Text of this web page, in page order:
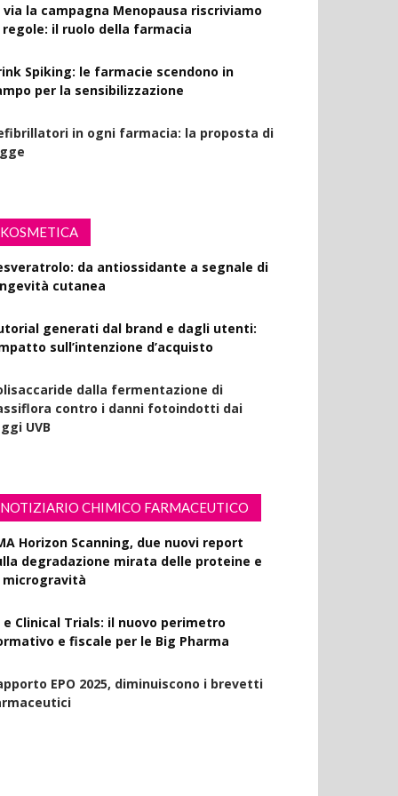
via la campagna Menopausa riscriviamo
regole: il ruolo della farmacia
Spiking: le farmacie scendono in
per la sensibilizzazione
in ogni farmacia: la proposta di
KOSMETICA
da antiossidante a segnale di
cutanea
generati dal brand e dagli utenti:
sull’intenzione d’acquisto
dalla fermentazione di
contro i danni fotoindotti dai
UVB
NOTIZIARIO CHIMICO FARMACEUTICO
Horizon Scanning, due nuovi report
degradazione mirata delle proteine e
microgravità
e Clinical Trials: il nuovo perimetro
e fiscale per le Big Pharma
EPO 2025, diminuiscono i brevetti